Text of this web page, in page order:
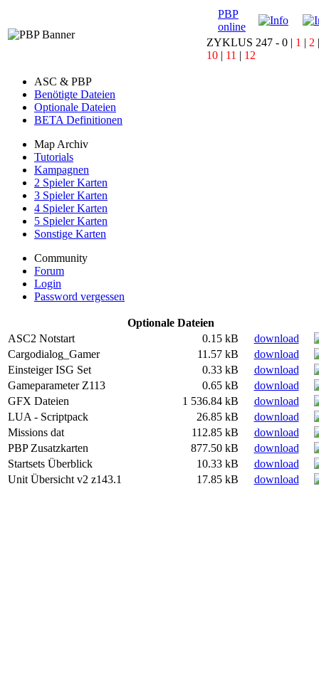
PBP
online
ZYKLUS 247 - 0 | 1 | 2
10 | 11 | 12
ASC & PBP
Benötigte Dateien
Optionale Dateien
BETA Definitionen
Map Archiv
Tutorials
Kampagnen
2 Spieler Karten
3 Spieler Karten
4 Spieler Karten
5 Spieler Karten
Sonstige Karten
Community
Forum
Login
Password vergessen
Optionale Dateien
ASC2 Notstart
0.15 kB
download
Cargodialog_Gamer
11.57 kB
download
Einsteiger ISG Set
0.33 kB
download
Gameparameter Z113
0.65 kB
download
GFX Dateien
1 536.84 kB
download
LUA - Scriptpack
26.85 kB
download
Missions dat
112.85 kB
download
PBP Zusatzkarten
877.50 kB
download
Startsets Überblick
10.33 kB
download
Unit Übersicht v2 z143.1
17.85 kB download